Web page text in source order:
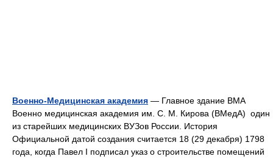
Военно-Медицинская академия — Главное здание ВМА
Военно медицинская академия им. С. М. Кирова (ВМедА) один
из старейших медицинских ВУЗов России. История
Официальной датой создания считается 18 (29 декабря) 1798
года, когда Павел I подписал указ о строительстве помещений